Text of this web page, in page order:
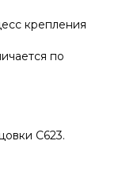
крепления
по
С623.